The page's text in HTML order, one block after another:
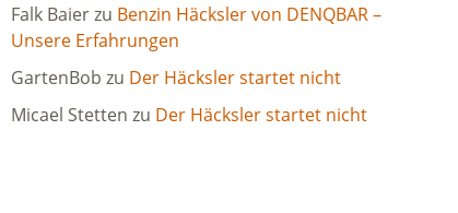
Falk Baierzu Benzin Häcksler von DENQBAR –
Unsere Erfahrungen
GartenBob zu Der Häcksler startet nicht
Micael Stetten zu Der Häcksler startet nicht